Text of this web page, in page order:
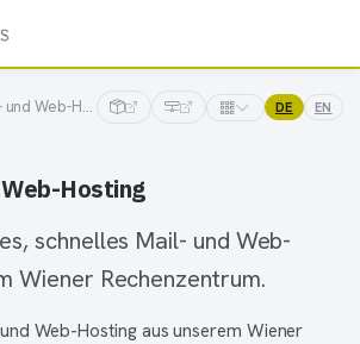
Web-Hosting DE EN
Hosting
schnelles Mail- und Web-
Wiener Rechenzentrum.
Web-Hosting aus unserem Wiener